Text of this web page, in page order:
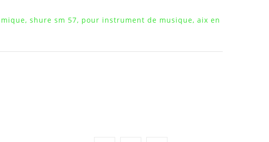
shure sm 57, pour instrument de musique, aix en